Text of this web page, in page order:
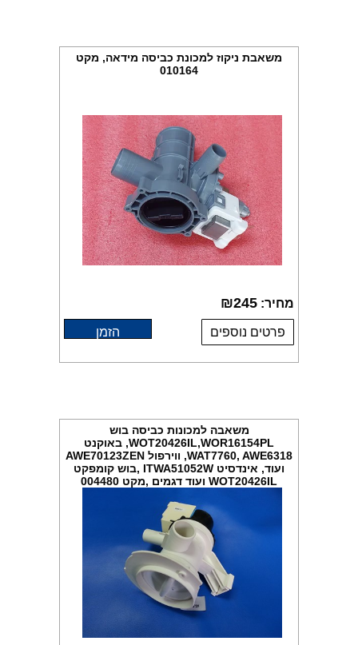
משאבת ניקוז למכונת כביסה מידאה, מקט
010164
מחיר: ₪245
פרטים נוספים הזמן
משאבה למכונות כביסה בוש
WOT20426IL,WOR16154PL, באוקנט
WAT7760, AWE6318, ווירפול AWE70123ZEN
ועוד, אינדסיט ITWA51052W ,בוש קומפקט
WOT20426IL ועוד דגמים ,מקט 004480